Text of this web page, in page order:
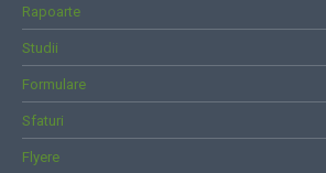
Rapoarte
Studii
Formulare
Sfaturi
Flyere